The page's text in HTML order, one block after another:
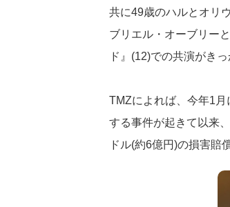
共に49歳のハルとオリ
ブリエル・オーブリー
ド』(12)での共演がき
TMZによれば、今年1
する事件が起きて以来
ドル(約6億円)の損害賠